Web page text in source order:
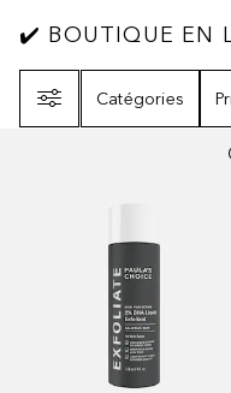
✔️ BOUTIQUE
✔️ BOUTIQUE EN
Catégories